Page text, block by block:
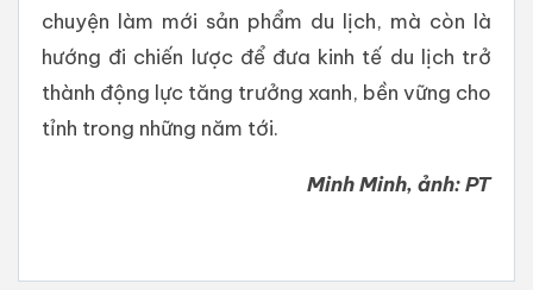
chuyện làm mới sản phẩm du lịch, mà còn là
hướng đi chiến lược để đưa kinh tế du lịch trở
thành động lực tăng trưởng xanh, bền vững cho
tỉnh trong những năm tới.
Minh Minh, ảnh: PT